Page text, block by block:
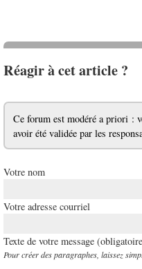
Réagir à cet article ?
Ce forum est modéré a priori :
avoir été validée par les
Votre nom
Votre adresse courriel
Texte de votre message
Pour créer des paragraphes, laissez